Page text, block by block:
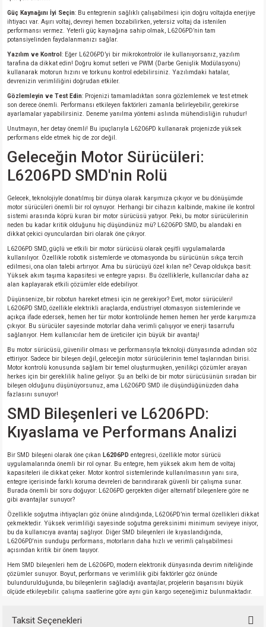
Güç Kaynağını İyi Seçin: Bu entegrenin sağlıklı çalışabilmesi için doğru voltajda enerjiye
ihtiyacı var. Aşırı voltaj, devreyi hemen bozabilirken, yetersiz voltaj da istenilen
performansı vermez. Yeterli güç kaynağına sahip olmak, L6206PD’nin tam
potansiyelinden faydalanmanızı sağlar.
Yazılım ve Kontrol : Eğer L6206PD’yi bir mikrokontrolör ile kullanıyorsanız, yazılım
tarafına da dikkat edin! Doğru komut setleri ve PWM (Darbe Genişlik Modülasyonu)
kullanarak motorun hızını ve torkunu kontrol edebilirsiniz. Yazılımdaki hatalar,
devrenizin verimliliğini doğrudan etkiler.
Gözlemleyin ve Test Edin: Projenizi tamamladıktan sonra gözlemlemek ve test etmek
son derece önemli. Performansı etkileyen faktörleri zamanla belirleyebilir, gerekirse
ayarlamalar yapabilirsiniz. Deneme yanılma yöntemi aslında mühendisliğin ruhudur!
Unutmayın, her detay önemli! Bu ipuçlarıyla L6206PD kullanarak projenizde yüksek
performans elde etmek hiç de zor değil.
Geleceğin Motor Sürücüleri:
L6206PD SMD'nin Rolü
Gelecek, teknolojiyle donatılmış bir dünya olarak karşımıza çıkıyor ve bu dönüşümde
motor sürücüleri önemli bir rol oynuyor. Herhangi bir cihazın kalbinde, makine ile kontrol
sistemi arasında köprü kuran bir motor sürücüsü yatıyor. Peki, bu motor sürücülerinin
neden bu kadar kritik olduğunu hiç düşündünüz mü? L6206PD SMD, bu alandaki en
dikkat çekici oyunculardan biri olarak öne çıkıyor.
L6206PD SMD, güçlü ve etkili bir motor sürücüsü olarak çeşitli uygulamalarda
kullanılıyor. Özellikle robotik sistemlerde ve otomasyonda bu sürücünün sıkça tercih
edilmesi, ona olan talebi artırıyor. Ama bu sürücüyü özel kılan ne? Cevap oldukça basit:
Yüksek akım taşıma kapasitesi ve entegre yapısı. Bu özelliklerle, kullanıcılar daha az
alan kaplayarak etkili çözümler elde edebiliyor.
Düşünsenize, bir robotun hareket etmesi için ne gerekiyor? Evet, motor sürücüleri!
L6206PD SMD, özellikle elektrikli araçlarda, endüstriyel otomasyon sistemlerinde ve
açıkça ifade edersek, hemen her tür motor kontrolünde hemen hemen her yerde karşımıza
çıkıyor. Bu sürücüler sayesinde motorlar daha verimli çalışıyor ve enerji tasarrufu
sağlanıyor. Hem kullanıcılar hem de üreticiler için büyük bir avantaj!
Bu motor sürücüsü, güvenilir olması ve performansıyla teknoloji dünyasında adından söz
ettiriyor. Sadece bir bileşen değil, geleceğin motor sürücülerinin temel taşlarından birisi.
Motor kontrolü konusunda sağlam bir temel oluşturmuşken, yenilikçi çözümler arayan
herkes için bir gereklilik haline geliyor. Şu an belki de bir motor sürücüsünün sıradan bir
bileşen olduğunu düşünüyorsunuz, ama L6206PD SMD ile düşündüğünüzden daha
fazlasını sunuyor!
SMD Bileşenleri ve L6206PD:
Kıyaslama ve Performans Analizi
Bir SMD bileşeni olarak öne çıkan L6206PD entegresi, özellikle motor sürücü
uygulamalarında önemli bir rol oynar. Bu entegre, hem yüksek akım hem de voltaj
kapasiteleri ile dikkat çeker. Motor kontrol sistemlerinde kullanılmasının yanı sıra,
entegre içerisinde farklı koruma devreleri de barındırarak güvenli bir çalışma sunar.
Burada önemli bir soru doğuyor: L6206PD gerçekten diğer alternatif bileşenlere göre ne
gibi avantajlar sunuyor?
Özellikle soğutma ihtiyaçları göz önüne alındığında, L6206PD’nin termal özellikleri dikkat
çekmektedir. Yüksek verimliliği sayesinde soğutma gereksinimi minimum seviyeye iniyor,
bu da kullanıcıya avantaj sağlıyor. Diğer SMD bileşenleri ile kıyaslandığında,
L6206PD'nin sunduğu performans, motorların daha hızlı ve verimli çalışabilmesi
açısından kritik bir önem taşıyor.
Hem SMD bileşenleri hem de L6206PD, modern elektronik dünyasında devrim niteliğinde
çözümler sunuyor. Boyut, performans ve verimlilik gibi faktörler göz önünde
bulundurulduğunda, bu bileşenlerin sağladığı avantajlar, projelerin başarısını büyük
ölçüde etkileyebilir. çalışma saatlerine göre aynı gün kargo seçeneğimiz bulunmaktadır.
Taksit Seçenekleri